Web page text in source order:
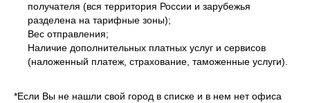
получателя (вся территория России и зарубежья
разделена на тарифные зоны);
Вес отправления;
Наличие дополнительных платных услуг и сервисов
(наложенный платеж, страхование, таможенные услуги).
*Если Вы не нашли свой город в списке и в нем нет офиса